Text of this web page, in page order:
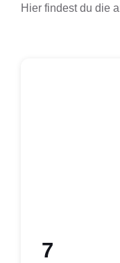
Hier findest du die
7